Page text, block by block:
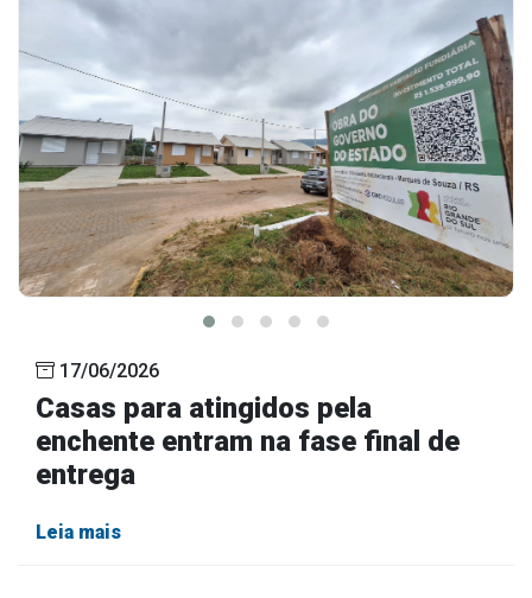
17/06/2026
Casas para atingidos pela
enchente entram na fase final de
entrega
Leia mais